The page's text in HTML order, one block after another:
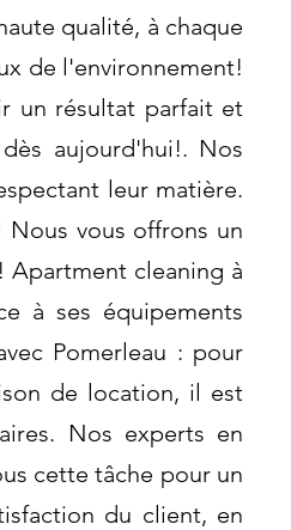
qualité, à chaque
de l'environnement!
un résultat parfait et
aujourd'hui!. Nos
leur matière.
Nous vous offrons un
Apartment cleaning à
à ses équipements
Pomerleau : pour
de location, il est
Nos experts en
cette tâche pour un
du client, en